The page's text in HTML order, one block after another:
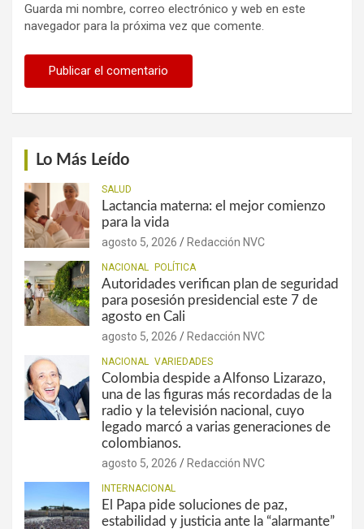
Guarda mi nombre, correo electrónico y web en este
navegador para la próxima vez que comente.
Lo Más Leído
SALUD
Lactancia materna: el mejor comienzo
para la vida
agosto 5, 2026 Redacción NVC
NACIONAL POLÍTICA
Autoridades verifican plan de seguridad
para posesión presidencial este 7 de
agosto en Cali
agosto 5, 2026 Redacción NVC
NACIONAL VARIEDADES
Colombia despide a Alfonso Lizarazo,
una de las figuras más recordadas de la
radio y la televisión nacional, cuyo
legado marcó a varias generaciones de
colombianos.
agosto 5, 2026 Redacción NVC
INTERNACIONAL
El Papa pide soluciones de paz,
estabilidad y justicia ante la “alarmante”